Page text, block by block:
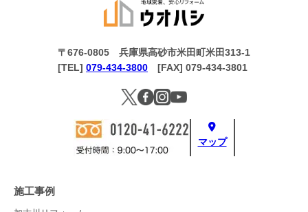
マップ
〒676-0805 兵庫県高砂市米田町米田313-1
[TEL] 079-434-3800 [FAX] 079-434-3801
施工事例